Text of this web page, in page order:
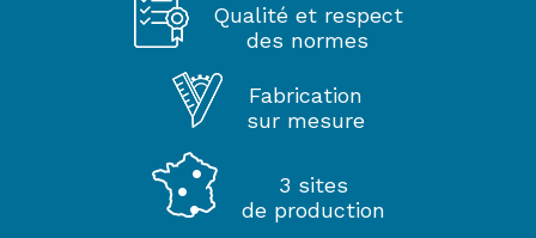
Qualité et respect
des normes
Fabrication
sur mesure
3 sites
de production